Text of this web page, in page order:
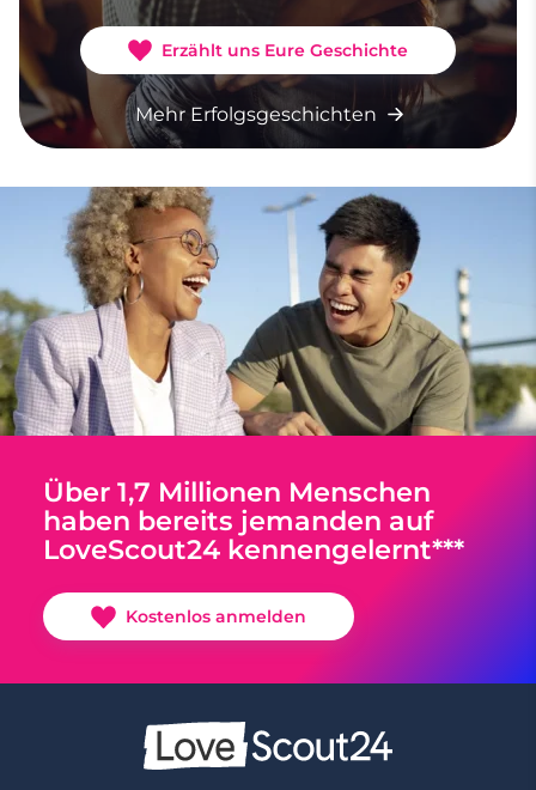
Erzählt uns Eure Geschichte
Mehr Erfolgsgeschichten
Über 1,7 Millionen Menschen
haben bereits jemanden auf
LoveScout24 kennengelernt***
Kostenlos anmelden